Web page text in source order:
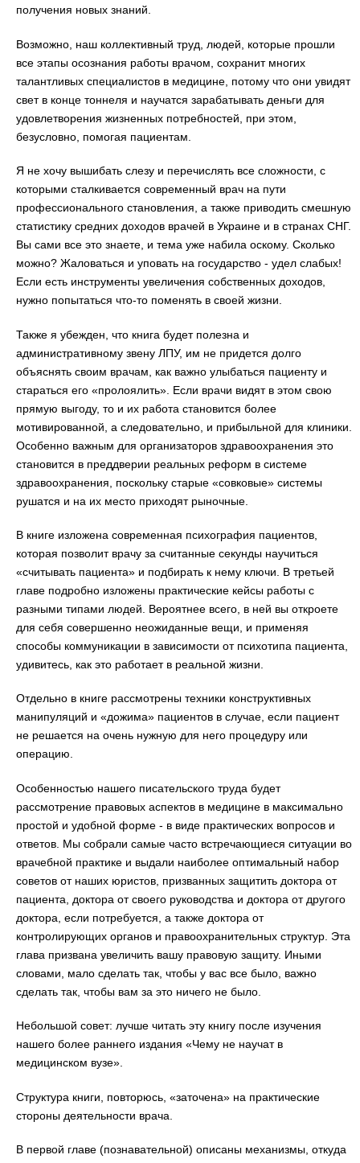
получения новых знаний.
Возможно, наш коллективный труд, людей, которые прошли
все этапы осознания работы врачом, сохранит многих
талантливых специалистов в медицине, потому что они увидят
свет в конце тоннеля и научатся зарабатывать деньги для
удовлетворения жизненных потребностей, при этом,
безусловно, помогая пациентам.
Я не хочу вышибать слезу и перечислять все сложности, с
которыми сталкивается современный врач на пути
профессионального становления, а также приводить смешную
статистику средних доходов врачей в Украине и в странах СНГ.
Вы сами все это знаете, и тема уже набила оскому. Сколько
можно? Жаловаться и уповать на государство - удел слабых!
Если есть инструменты увеличения собственных доходов,
нужно попытаться что-то поменять в своей жизни.
Также я убежден, что книга будет полезна и
административному звену ЛПУ, им не придется долго
объяснять своим врачам, как важно улыбаться пациенту и
стараться его «пролоялить». Если врачи видят в этом свою
прямую выгоду, то и их работа становится более
мотивированной, а следовательно, и прибыльной для клиники.
Особенно важным для организаторов здравоохранения это
становится в преддверии реальных реформ в системе
здравоохранения, поскольку старые «совковые» системы
рушатся и на их место приходят рыночные.
В книге изложена современная психография пациентов,
которая позволит врачу за считанные секунды научиться
«считывать пациента» и подбирать к нему ключи. В третьей
главе подробно изложены практические кейсы работы с
разными типами людей. Вероятнее всего, в ней вы откроете
для себя совершенно неожиданные вещи, и применяя
способы коммуникации в зависимости от психотипа пациента,
удивитесь, как это работает в реальной жизни.
Отдельно в книге рассмотрены техники конструктивных
манипуляций и «дожима» пациентов в случае, если пациент
не решается на очень нужную для него процедуру или
операцию.
Особенностью нашего писательского труда будет
рассмотрение правовых аспектов в медицине в максимально
простой и удобной форме - в виде практических вопросов и
ответов. Мы собрали самые часто встречающиеся ситуации во
врачебной практике и выдали наиболее оптимальный набор
советов от наших юристов, призванных защитить доктора от
пациента, доктора от своего руководства и доктора от другого
доктора, если потребуется, а также доктора от
контролирующих органов и правоохранительных структур. Эта
глава призвана увеличить вашу правовую защиту. Иными
словами, мало сделать так, чтобы у вас все было, важно
сделать так, чтобы вам за это ничего не было.
Небольшой совет: лучше читать эту книгу после изучения
нашего более раннего издания «Чему не научат в
медицинском вузе».
Структура книги, повторюсь, «заточена» на практические
стороны деятельности врача.
В первой главе (познавательной) описаны механизмы, откуда